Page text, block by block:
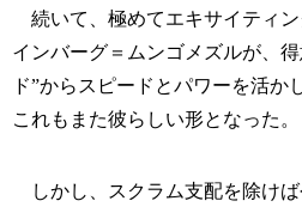
続いて、極めてエキサイティン
インバーグ＝ムンゴメズルが、
ド”からスピードとパワーを活か
これもまた彼らしい形となった。
しかし、スクラム支配を除け